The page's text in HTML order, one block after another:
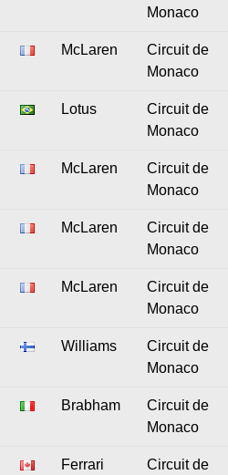
Monaco
McLaren
Circuit de
Monaco
Lotus
Circuit de
Monaco
McLaren
Circuit de
Monaco
McLaren
Circuit de
Monaco
McLaren
Circuit de
Monaco
Williams
Circuit de
Monaco
Brabham
Circuit de
Monaco
Ferrari
Circuit de